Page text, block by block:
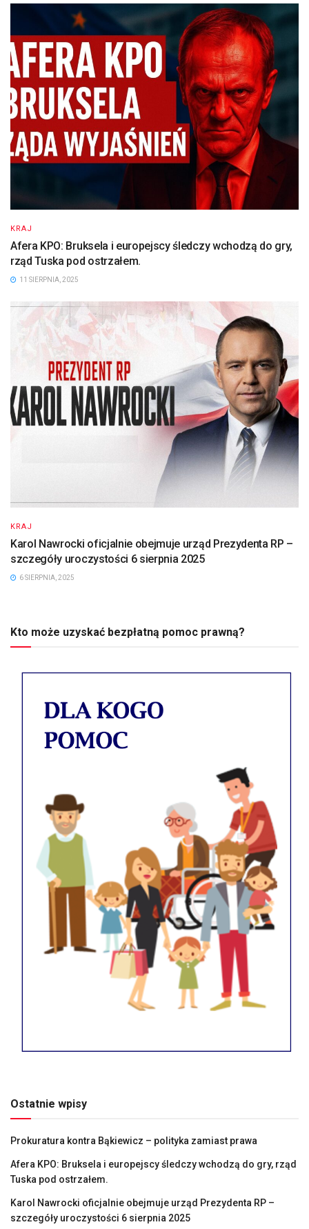
KRAJ
Afera KPO: Bruksela i europejscy śledczy wchodzą do gry,
rząd Tuska pod ostrzałem.
11 SIERPNIA, 2025
KRAJ
Karol Nawrocki oficjalnie obejmuje urząd Prezydenta RP –
szczegóły uroczystości 6 sierpnia 2025
6 SIERPNIA, 2025
Kto może uzyskać bezpłatną pomoc prawną?
Ostatnie wpisy
Prokuratura kontra Bąkiewicz – polityka zamiast prawa
Afera KPO: Bruksela i europejscy śledczy wchodzą do gry, rząd
Tuska pod ostrzałem.
Karol Nawrocki oficjalnie obejmuje urząd Prezydenta RP –
szczegóły uroczystości 6 sierpnia 2025